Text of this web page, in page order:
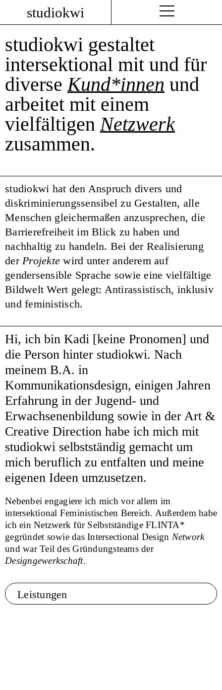
studiokwi
studiokwi gestaltet
intersektional mit und für
diverseKund*innen und
arbeitet mit einem
vielfältigenNetzwerk
zusammen.
studiokwi hat den Anspruch divers und
diskriminierungssensibel zu Gestalten, alle
Menschen gleichermaßen anzusprechen, die
Barrierefreiheit im Blick zu haben und
nachhaltig zu handeln. Bei der Realisierung
der Projekte wird unter anderem auf
gendersensible Sprache sowie eine vielfältige
Bildwelt Wert gelegt: Antirassistisch, inklusiv
und feministisch.
Hi, ich bin Kadi [keine Pronomen] und
die Person hinter studiokwi. Nach
meinem B.A. in
Kommunikationsdesign, einigen Jahren
Erfahrung in der Jugend- und
Erwachsenenbildung sowie in der Art &
Creative Direction habe ich mich mit
studiokwi selbstständig gemacht um
mich beruflich zu entfalten und meine
eigenen Ideen umzusetzen.
Nebenbei engagiere ich mich vor allem im
intersektional Feministischen Bereich. Außerdem habe
ich ein Netzwerk für Selbstständige FLINTA*
gegründet sowie das Intersectional Design Network
und war Teil des Gründungsteams der
Designgewerkschaft.
Leistungen